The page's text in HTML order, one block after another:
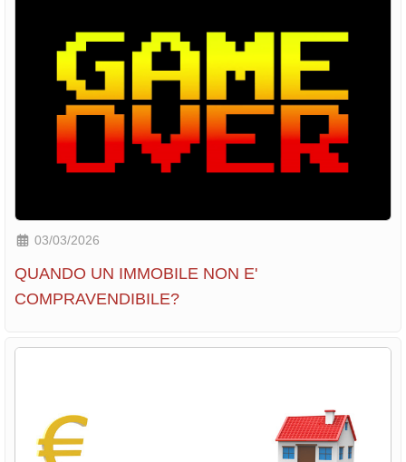
03/03/2026
QUANDO UN IMMOBILE NON E'
COMPRAVENDIBILE?